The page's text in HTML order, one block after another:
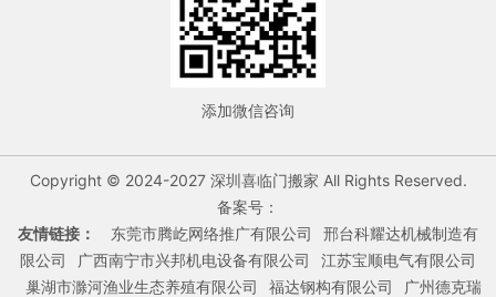
添加微信咨询
Copyright © 2024-2027 深圳喜临门搬家 All Rights Reserved.
备案号：
友情链接：
东莞市腾屹网络推广有限公司
邢台科耀达机械制造有
限公司
广西南宁市兴邦机电设备有限公司
江苏宝顺电气有限公司
巢湖市滁河渔业生态养殖有限公司
福达钢构有限公司
广州德克瑞